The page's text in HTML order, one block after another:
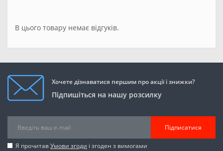
В цього товару немає відгуків.
Хочете дізнаватися першим про акції і знижки?
Підпишіться на нашу розсилку
Підписатися
Я прочитавУмови згоди і згоден з вимогами